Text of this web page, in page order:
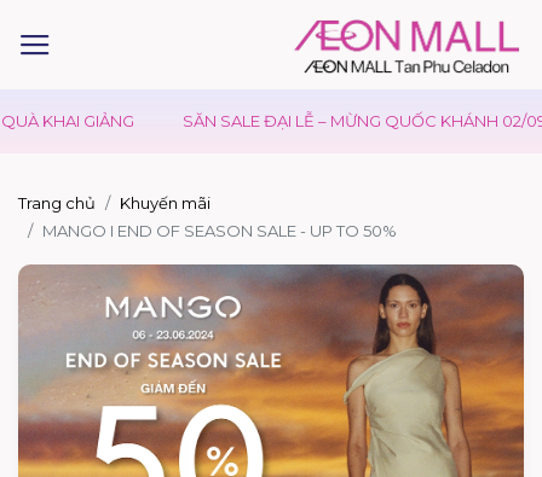
KHAI GIẢNG SĂN SALE ĐẠI LỄ – MỪNG QUỐC KHÁNH 02/09
Trang chủ
Khuyến mãi
MANGO I END OF SEASON SALE - UP TO 50%